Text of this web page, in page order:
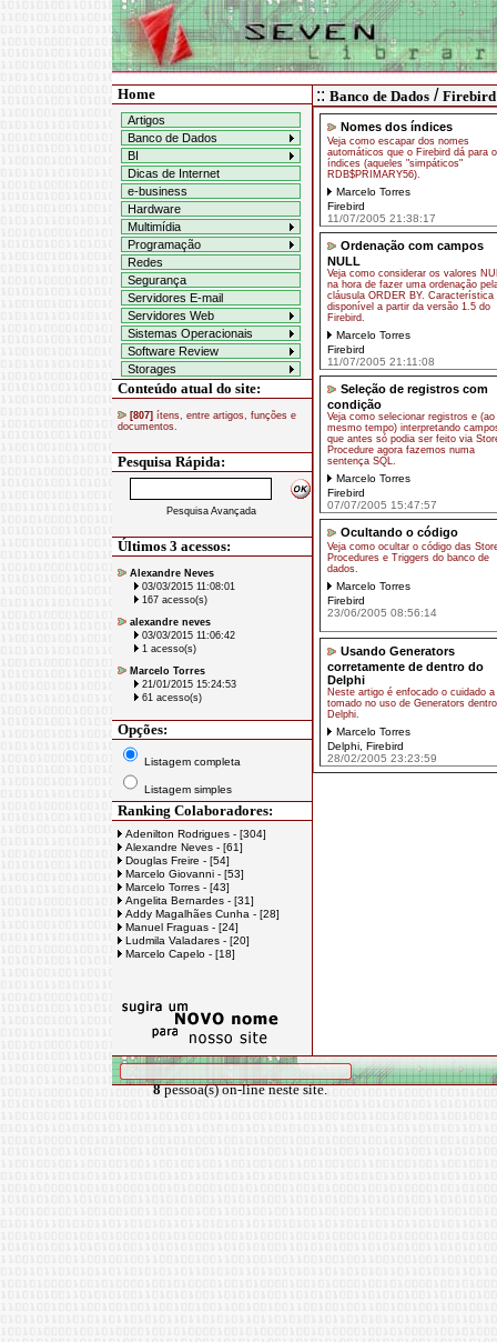
Home
Artigos
Banco de Dados
BI
Dicas de Internet
e-business
Hardware
Multimídia
Programação
Redes
Segurança
Servidores E-mail
Servidores Web
Sistemas Operacionais
Software Review
Storages
Conteúdo atual do site:
[807] ítens, entre artigos, funções e
documentos.
Pesquisa Rápida:
Pesquisa Avançada
Últimos 3 acessos:
Alexandre Neves
03/03/2015 11:08:01
167 acesso(s)
alexandre neves
03/03/2015 11:06:42
1 acesso(s)
Marcelo Torres
21/01/2015 15:24:53
61 acesso(s)
Opções:
Listagem completa
Listagem simples
Ranking Colaboradores:
Adenilton Rodrigues - [304]
Alexandre Neves - [61]
Douglas Freire - [54]
Marcelo Giovanni - [53]
Marcelo Torres - [43]
Angelita Bernardes - [31]
Addy Magalhães Cunha - [28]
Manuel Fraguas - [24]
Ludmila Valadares - [20]
Marcelo Capelo - [18]
:: Banco de Dados/ Firebird
Nomes dos índices
Veja como escapar dos nomes
automáticos que o Firebird dá para
índices (aqueles "simpáticos"
RDB$PRIMARY56).
Marcelo Torres
Firebird
11/07/2005 21:38:17
Ordenação com campos
NULL
Veja como considerar os valores
na hora de fazer uma ordenação
cláusula ORDER BY. Característica
disponível a partir da versão 1.5 do
Firebird.
Marcelo Torres
Firebird
11/07/2005 21:11:08
Seleção de registros com
condição
Veja como selecionar registros e (ao
mesmo tempo) interpretando
que antes só podia ser feito via
Procedure agora fazemos numa
sentença SQL.
Marcelo Torres
Firebird
07/07/2005 15:47:57
Ocultando o código
Veja como ocultar o código das
Procedures e Triggers do banco de
dados.
Marcelo Torres
Firebird
23/06/2005 08:56:14
Usando Generators
corretamente de dentro do
Delphi
Neste artigo é enfocado o cuidado a
tomado no uso de Generators
Delphi.
Marcelo Torres
Delphi, Firebird
28/02/2005 23:23:59
8pessoa(s) on-line neste site.